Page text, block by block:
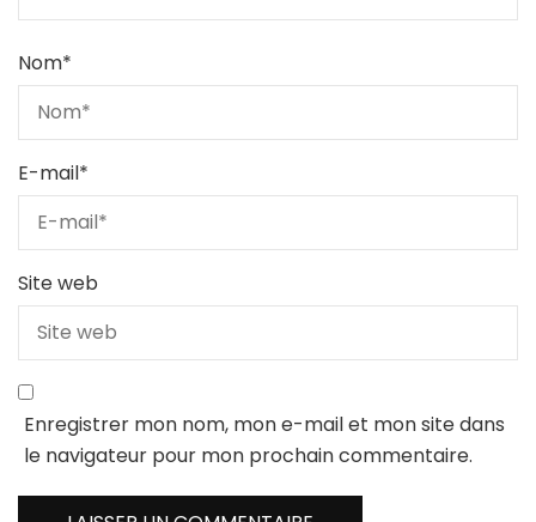
Nom*
E-mail*
Site web
Enregistrer mon nom, mon e-mail et mon site dans
le navigateur pour mon prochain commentaire.